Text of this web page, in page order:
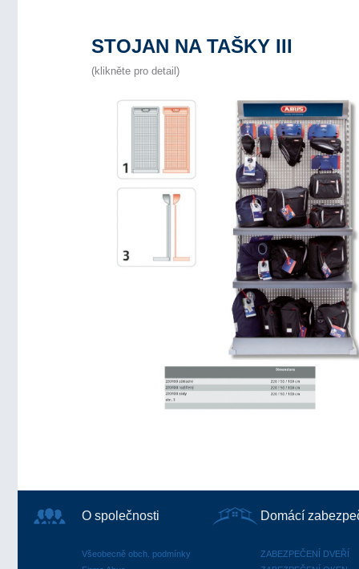
STOJAN NA TAŠKY III
(klikněte pro detail)
O společnosti
Všeobecně obch. podmínky
Domácí
ZABEZPEČENÍ DVEŘÍ